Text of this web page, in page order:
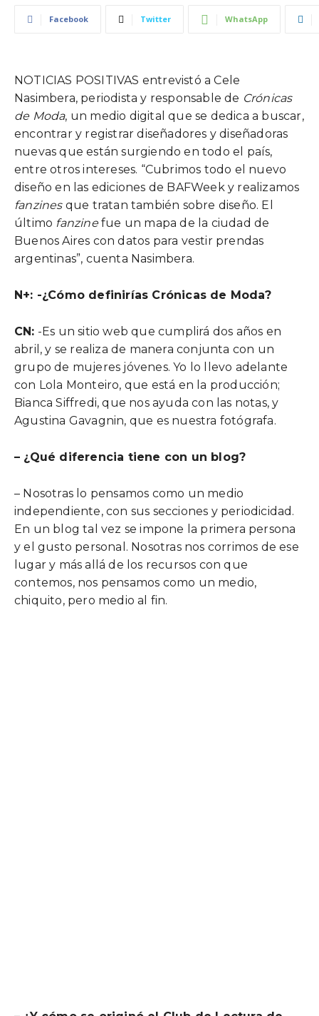
Facebook Twitter WhatsApp
NOTICIAS POSITIVAS entrevistó a Cele
Nasimbera, periodista y responsable de Crónicas
de Moda, un medio digital que se dedica a buscar,
encontrar y registrar diseñadores y diseñadoras
nuevas que están surgiendo en todo el país,
entre otros intereses. “Cubrimos todo el nuevo
diseño en las ediciones de BAFWeek y realizamos
fanzinesque tratan también sobre diseño. El
último fanzinefue un mapa de la ciudad de
Buenos Aires con datos para vestir prendas
argentinas”, cuenta Nasimbera.
N+: -¿Cómo definirías Crónicas de Moda?
CN: -Es un sitio web que cumplirá dos años en
abril, y se realiza de manera conjunta con un
grupo de mujeres jóvenes. Yo lo llevo adelante
con Lola Monteiro, que está en la producción;
Bianca Siffredi, que nos ayuda con las notas, y
Agustina Gavagnin, que es nuestra fotógrafa.
– ¿Qué diferencia tiene con un blog?
– Nosotras lo pensamos como un medio
independiente, con sus secciones y periodicidad.
En un blog tal vez se impone la primera persona
y el gusto personal. Nosotras nos corrimos de ese
lugar y más allá de los recursos con que
contemos, nos pensamos como un medio,
chiquito, pero medio al fin.